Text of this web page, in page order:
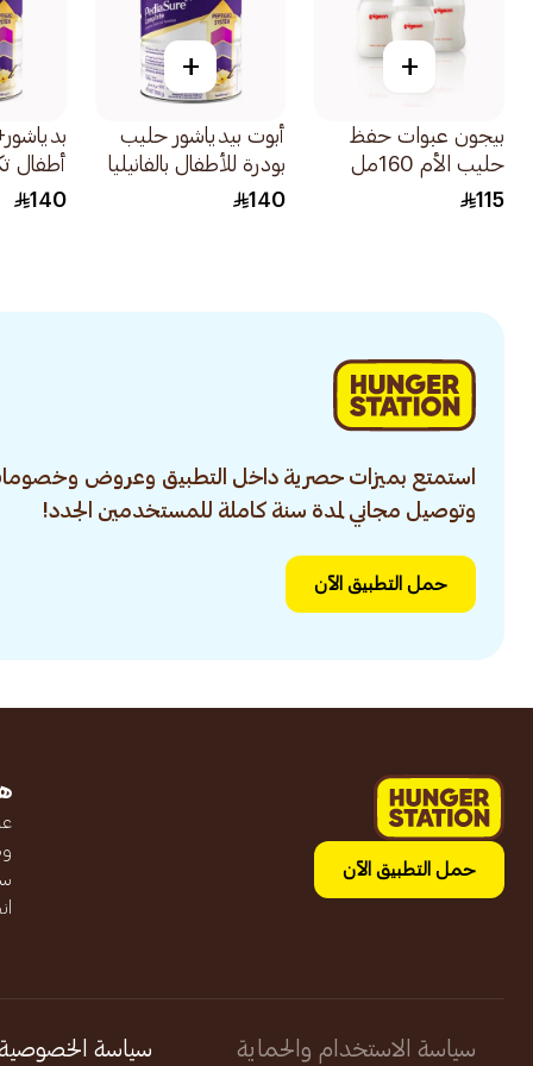
+
بيجون عبوات حفظ
حليب الأم 160مل
115
+
أبوت بيدياشور حليب
بودرة للأطفال بالفانيليا
900جرام
140
أطفال
900جرام
140
استمتع بميزات حصرية داخل التطبيق وعروض
وتوصيل مجاني لمدة سنة كاملة للمستخدمين الجدد!
حمل التطبيق الآن
حمل التطبيق الآن
سياسة الاستخدام والحماية سياسة